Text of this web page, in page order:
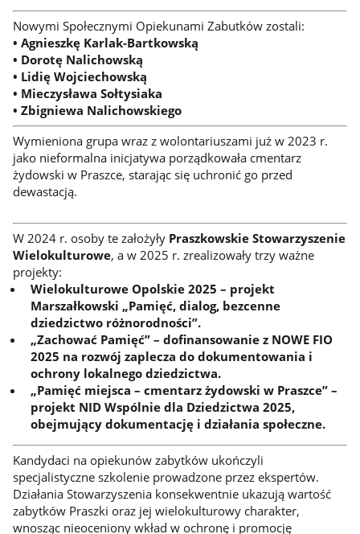
Nowymi Społecznymi Opiekunami Zabutków zostali:
• Agnieszkę Karlak-Bartkowską
• Dorotę Nalichowską
• Lidię Wojciechowską
• Mieczysława Sołtysiaka
• Zbigniewa Nalichowskiego
Wymieniona grupa wraz z wolontariuszami już w 2023 r.
jako nieformalna inicjatywa porządkowała cmentarz
żydowski w Praszce, starając się uchronić go przed
dewastacją.
W 2024 r. osoby te założyłyPraszkowskie Stowarzyszenie
Wielokulturowe, a w 2025 r. zrealizowały trzy ważne
projekty:
Wielokulturowe Opolskie 2025 – projekt
Marszałkowski „Pamięć, dialog, bezcenne
dziedzictwo różnorodności”.
„Zachować Pamięć” – dofinansowanie z NOWE FIO
2025 na rozwój zaplecza do dokumentowania i
ochrony lokalnego dziedzictwa.
„Pamięć miejsca – cmentarz żydowski w Praszce” –
projekt NID Wspólnie dla Dziedzictwa 2025,
obejmujący dokumentację i działania społeczne.
Kandydaci na opiekunów zabytków ukończyli
specjalistyczne szkolenie prowadzone przez ekspertów.
Działania Stowarzyszenia konsekwentnie ukazują wartość
zabytków Praszki oraz jej wielokulturowy charakter,
wnosząc nieoceniony wkład w ochronę i promocję